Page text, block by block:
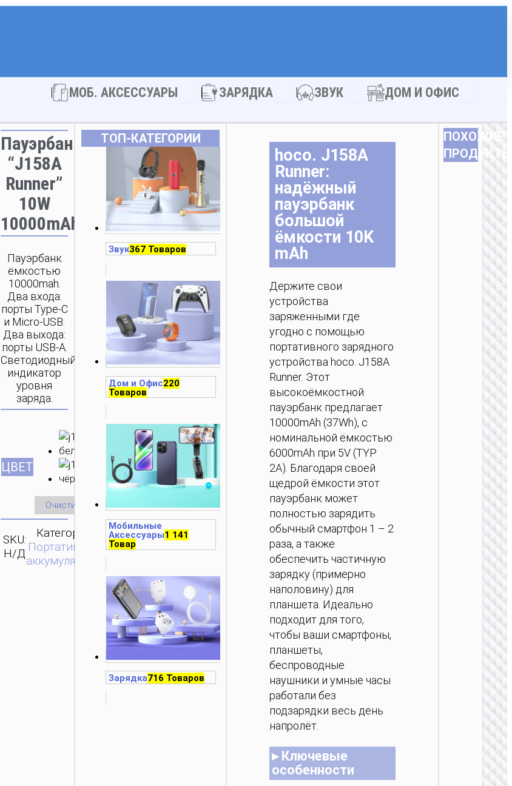
МОБ. АКСЕССУАРЫ Open МОБ. АКСЕССУАРЫ
ЗАРЯДКА Open ЗАРЯДКА
ЗВУК Open ЗВУКДОМ И ОФИС
Пауэрбанк
“J158A
Runner”
10W
10000mAh
Пауэрбанк
ёмкостью
10000mah.
Два входа:
порты Type-C
и Micro-USB.
Два выхода:
порты USB-A.
Светодиодный
индикатор
уровня
заряда.
ЦВЕТ
Очистить
SKU:
Н/Д
Категория:
Портативные
аккумуляторы
ОТПРАВИТЬ
ЗАПРОС
ТОП‑КАТЕГОРИИ
Звук367 Товаров
Дом и Офис220
Товаров
Мобильные
Аксессуары1 141
Товар
Зарядка716 Товаров
hoco. J158A
Runner:
надёжный
пауэрбанк
большой
ёмкости 10K
mAh
Держите свои
устройства
заряженными где
угодно с помощью
портативного зарядного
устройства hoco. J158A
Runner. Этот
высокоёмкостной
пауэрбанк предлагает
10000mAh (37Wh), с
номинальной ёмкостью
6000mAh при 5V (TYP
2A). Благодаря своей
щедрой ёмкости этот
пауэрбанк может
полностью зарядить
обычный смартфон 1 – 2
раза, а также
обеспечить частичную
зарядку (примерно
наполовину) для
планшета. Идеально
подходит для того,
чтобы ваши смартфоны,
планшеты,
беспроводные
наушники и умные часы
работали без
подзарядки весь день
напролёт.
▸ Ключевые
особенности
ПОХОЖИЕ
ПРОДУКТЫ